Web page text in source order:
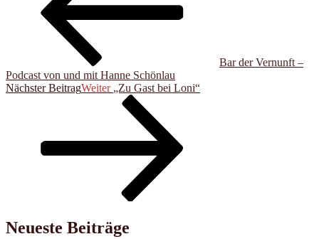
Bar der Vernunft –
Podcast von und mit Hanne Schönlau
Nächster BeitragWeiter „Zu Gast bei Loni“
Neueste Beiträge